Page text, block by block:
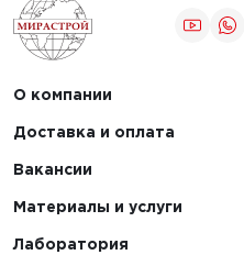
О компании
Доставка и оплата
Вакансии
Материалы и услуги
Лаборатория